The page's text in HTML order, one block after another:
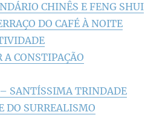
CHINÊS E FENG SHUI
DO CAFÉ À NOITE
A CONSTIPAÇÃO
SANTÍSSIMA TRINDADE
DO SURREALISMO